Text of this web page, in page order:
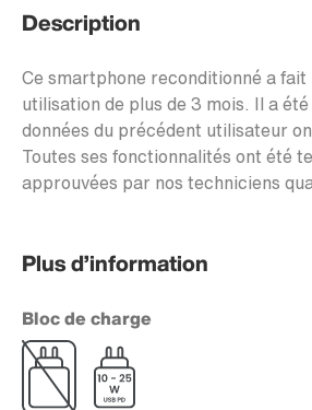
Description
Ce smartphone reconditionné a
utilisation de plus de 3 mois. Il a
données du précédent utilisateur
Toutes ses fonctionnalités ont été
approuvées par nos techniciens
Plus d’information
Bloc de charge